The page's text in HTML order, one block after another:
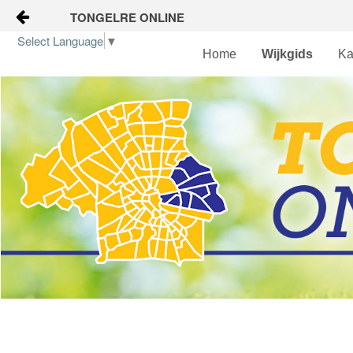
Naar content
TONGELRE ONLINE
Wijkgids
Kalender
Nieuws
Groepen
Home Wijkgids
Select Language ▼